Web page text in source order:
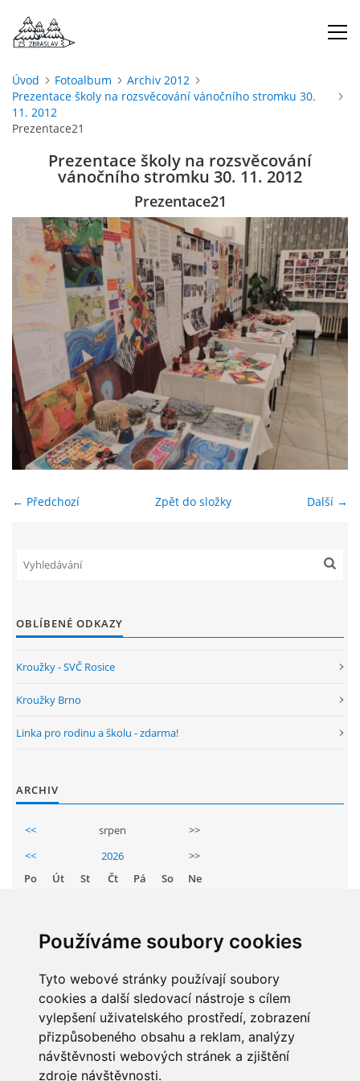
Používáme soubory cookies
Tyto webové stránky používají soubory
cookies a další sledovací nástroje s cílem
vylepšení uživatelského prostředí, zobrazení
přizpůsobeného obsahu a reklam, analýzy
návštěvnosti webových stránek a zjištění
zdroje návštěvnosti.
ÚVOD
DOKUMENTY
ŠKOLSKÁ RADA
PROJEKTY
ENVIRONMENTÁLNÍ VÝCHOVA
FOTOALBUM
KROUŽKY
GDPR
PŘEDŠKOLÁCI
JAK MOTIVOVAT DÍTĚ KE ČTENÍ
REZERVAČNÍ SYSTÉM SPORTOVNÍ HALY
ŠKOLNÍ PORADENSKÉ PRACOVIŠTĚ
NEPOTŘEBNÝ MAJETEK
NAUČNÁ STEZKA ZBRASLAV
Úvod Fotoalbum
Archiv 2012
Prezentace školy na rozsvěcování vánočního stromku 30.
11. 2012
Prezentace21
Prezentace školy na rozsvěcování
vánočního stromku 30. 11. 2012
Prezentace21
← Předchozí Další →
Zpět do složky
OBLÍBENÉ ODKAZY
Kroužky - SVČ Rosice
Kroužky Brno
Linka pro rodinu a školu - zdarma!
ARCHIV
<< srpen
>>
<<
2026
>>
Po
Út St Čt Pá So
Ne
11 12 13 14 15
16
18 19 20 21 22
23
25 26 27 28 29
30